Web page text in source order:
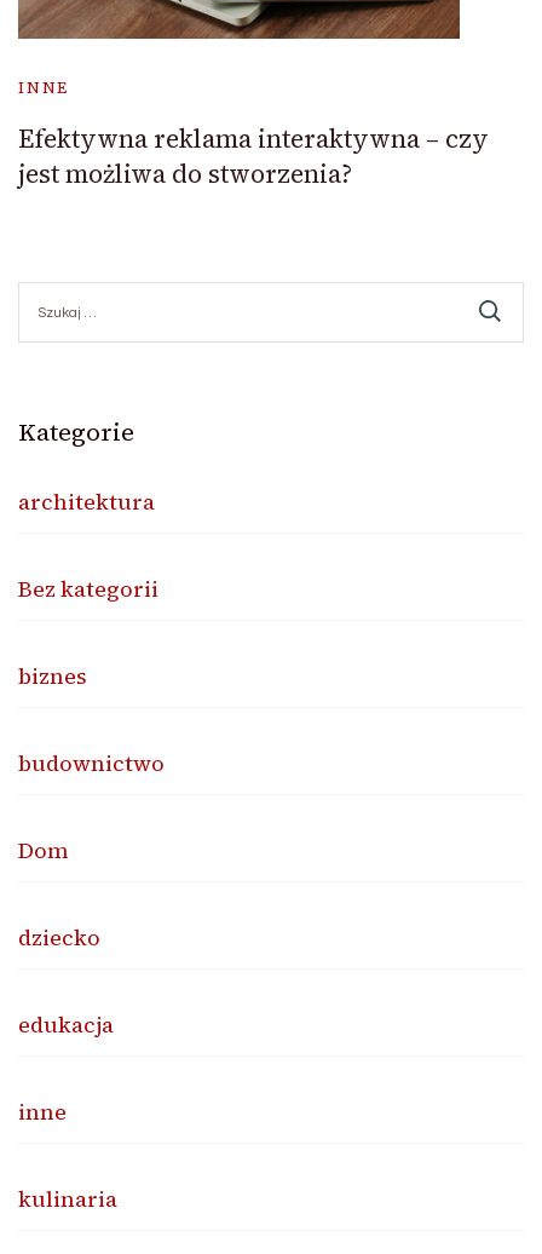
INNE
Efektywna reklama interaktywna – czy
jest możliwa do stworzenia?
Kategorie
architektura
Bez kategorii
biznes
budownictwo
Dom
dziecko
edukacja
inne
kulinaria